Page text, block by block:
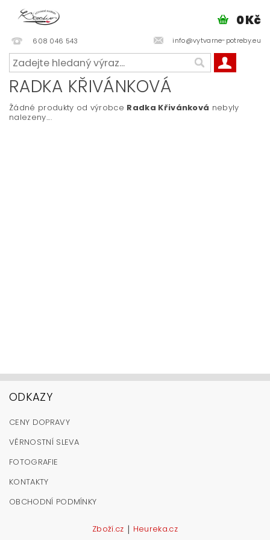
608 046 543 info@vytvarne-potreby.eu
0 Kč
RADKA KŘIVÁNKOVÁ
Žádné produkty od výrobce Radka Křivánková nebyly
nalezeny....
ODKAZY
CENY DOPRAVY
VĚRNOSTNÍ SLEVA
FOTOGRAFIE
KONTAKTY
OBCHODNÍ PODMÍNKY
Zboží.cz | Heureka.cz